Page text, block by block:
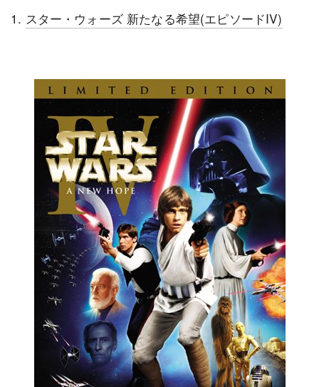
1. スター・ウォーズ 新たなる希望(エピソードIV)